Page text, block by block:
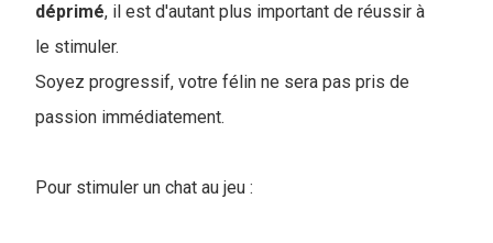
déprimé, il est d'autant plus important de réussir à
le stimuler.
Soyez progressif, votre félin ne sera pas pris de
passion immédiatement.
Pour stimuler un chat au jeu :